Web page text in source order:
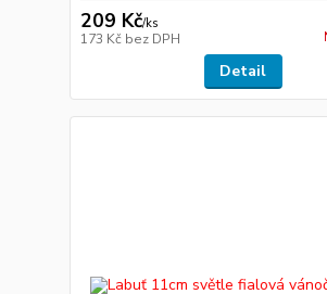
209 Kč/ks
173 Kč bez DPH
Detail